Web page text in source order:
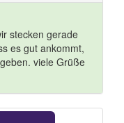
stecken gerade
es gut ankommt,
viele Grüße